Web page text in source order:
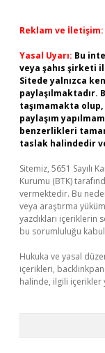
Reklam ve İletişim:
Yasal Uyarı: Bu
veya şahıs şirketi
Sitede yalnızca
taşımamakta
paylaşım
benzerlikleri
taslak halindedir
Sitemiz, 5651 Sayılı
Kurumu (BTK)
vermektedir. Bu
veya araştırma
yazdıkları içeriklerin
bu sorumluluğu kabul
Hukuka ve yasal
içerikleri,
halinde, ilgili içerikler